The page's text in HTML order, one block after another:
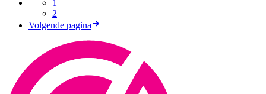
1
2
Volgende pagina